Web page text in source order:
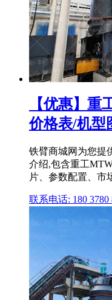
【优惠】重
价格表/机型
铁臂商城网为您提
介绍,包含重工
片、参数配置、市
联系电话: 180 3780